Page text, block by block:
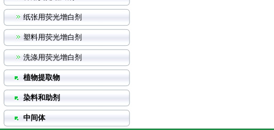
纸张用荧光增白剂
塑料用荧光增白剂
洗涤用荧光增白剂
植物提取物
染料和助剂
中间体